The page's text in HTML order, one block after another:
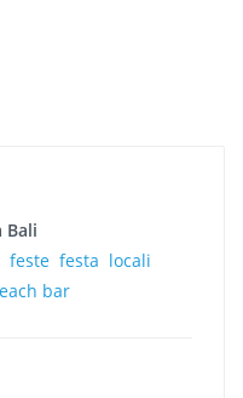
Bali
feste festa locali
bar